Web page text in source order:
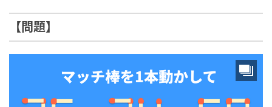
【問題】